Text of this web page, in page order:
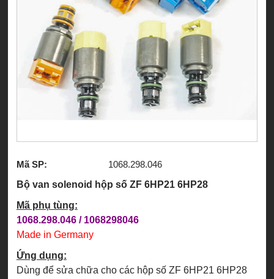
Mã SP:
1068.298.046
Bộ van solenoid hộp số ZF 6HP21 6HP28
Mã phụ tùng:
1068.298.046 / 1068298046
Made in Germany
Ứng dụng:
Dùng để sửa chữa cho các hộp số ZF 6HP21 6HP28